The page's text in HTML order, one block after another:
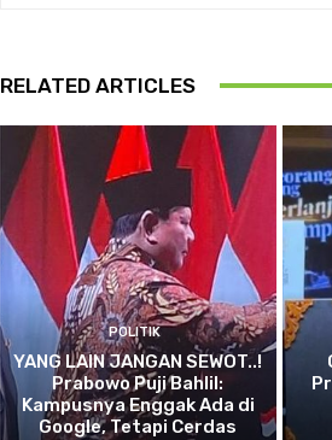
RELATED ARTICLES
POLITIK
YANG LAIN JANGAN SEWOT..!
Prabowo Puji Bahlil:
Kampusnya Enggak Ada di
Google, Tetapi Cerdas